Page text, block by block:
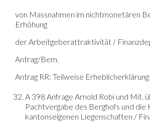
von Massnahmen im nichtmonetären
Erhöhung
der Arbeitgeberattraktivität /
Antrag/Bem.
Antrag RR: Teilweise
A 398 Anfrage Arnold Robi und Mit.
Pachtvergabe des Berghofs und die
kantonseigenen Liegenschaften /